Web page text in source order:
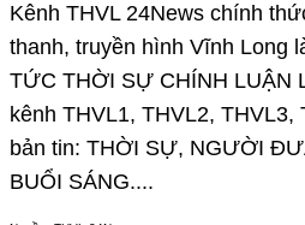
Kênh THVL 24News chính
thanh, truyền hình Vĩnh Long
TỨC THỜI SỰ CHÍNH LUẬN
kênh THVL1, THVL2, THVL3,
bản tin: THỜI SỰ, NGƯỜI
BUỔI SÁNG....